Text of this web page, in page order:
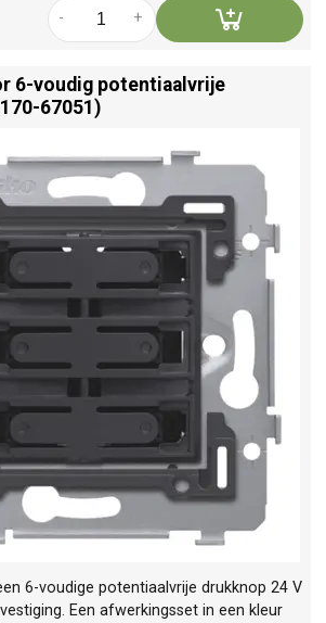
+
-
6-voudig potentiaalvrije
67051)
6-voudige potentiaalvrije drukknop 24 V
Een afwerkingsset in een kleur